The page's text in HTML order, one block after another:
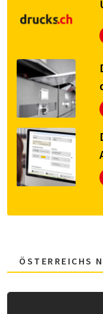
ÖSTERREICHS